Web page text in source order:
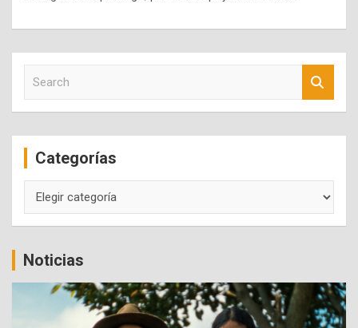
c
Categorías
Noticias